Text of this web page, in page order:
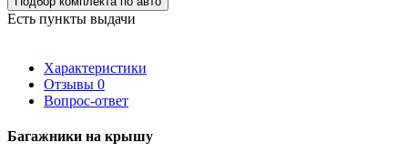
Есть пункты выдачи
Характеристики
Отзывы 0
Вопрос-ответ
Багажники на крышу